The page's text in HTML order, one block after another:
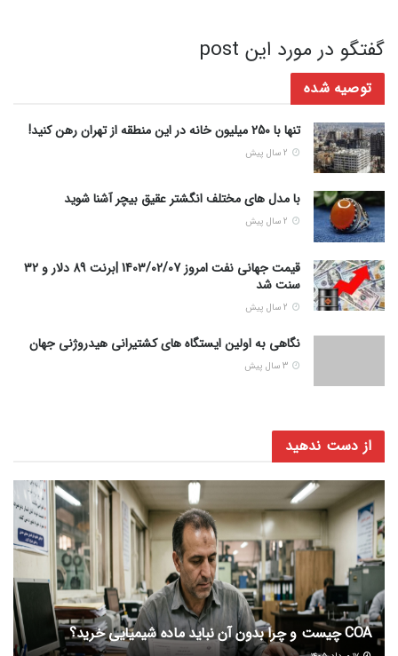
گفتگو در مورد این post
توصیه شده
تنها با 250 میلیون خانه در این منطقه از تهران رهن کنید!
با مدل های مختلف انگشتر عقیق بیچر آشنا شوید
قیمت جهانی نفت امروز 1403/02/07 |برنت 89 دلار و 32
سنت شد
نگاهی به اولین ایستگاه های کشتیرانی هیدروژنی جهان
از دست ندهید
COA چیست و چرا بدون آن نباید ماده شیمیایی خرید؟